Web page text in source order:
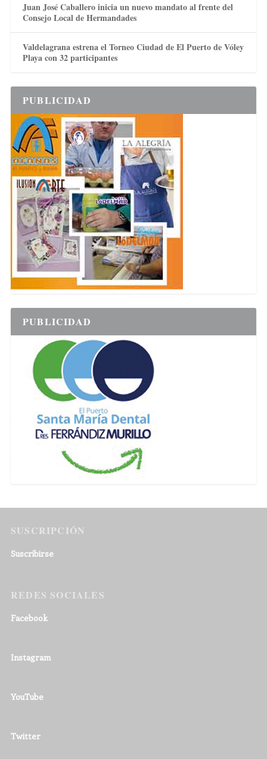
Juan José Caballero inicia un nuevo mandato al frente del
Consejo Local de Hermandades
Valdelagrana estrena el Torneo Ciudad de El Puerto de Vóley
Playa con 32 participantes
PUBLICIDAD
PUBLICIDAD
SUSCRIPCIÓN
Suscribirse
REDES SOCIALES
Facebook
Instagram
YouTube
Twitter